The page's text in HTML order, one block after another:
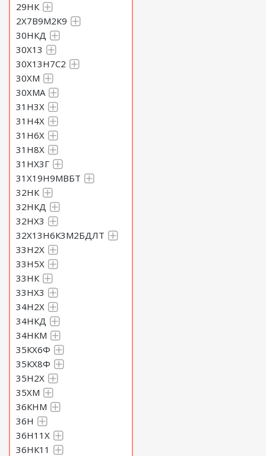
29НК
2Х7В9М2К9
30НКД
30Х13
30Х13Н7С2
30ХМ
30ХМА
31Н3Х
31Н4Х
31Н6Х
31Н8Х
31НХ3Г
31Х19Н9МВБТ
32НК
32НКД
32НХ3
32Х13Н6К3М2БДЛТ
33Н2Х
33Н5Х
33НК
33НХ3
34Н2Х
34НКД
34НКМ
35КХ6Ф
35КХ8Ф
35Н2Х
35ХМ
36КНМ
36Н
36Н11Х
36НК11